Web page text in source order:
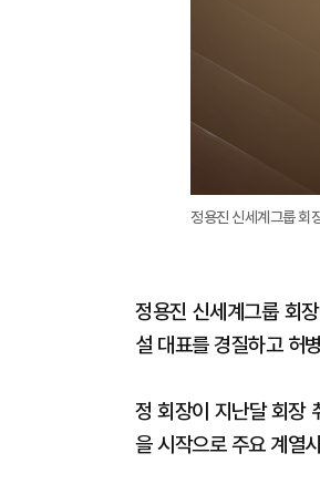
정용진 신세계그룹 회
정용진 신세계그룹 회
설 대표를 경질하고 허
정 회장이 지난달 회장
을 시작으로 주요 계열